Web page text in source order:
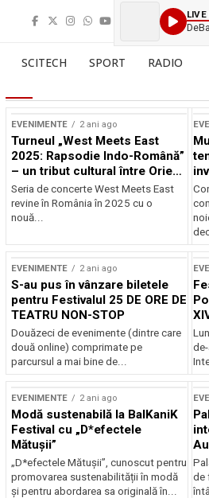
SCITECH SPORT RADIO
EVENIMENTE 2 ani ago
Turneul „West Meets East
2025: Rapsodie Indo-Română”
– un tribut cultural între Orient
și Occident
Seria de concerte West Meets East
revine în România în 2025 cu o
nouă...
EVENIMENTE 2 ani ago
S-au pus în vânzare biletele
pentru Festivalul 25 DE ORE DE
TEATRU NON-STOP
Douăzeci de evenimente (dintre care
două online) comprimate pe
parcursul a mai bine de...
EVENIMENTE 2 ani ago
Modă sustenabilă la BalKaniK
Festival cu „D*efectele
Mătușii”
„D*efectele Mătușii”, cunoscut pentru
promovarea sustenabilității în modă
și pentru abordarea sa originală în...
de